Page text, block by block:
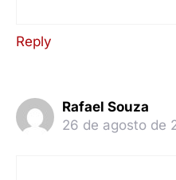
Reply
Rafael Souza
26 de agosto de